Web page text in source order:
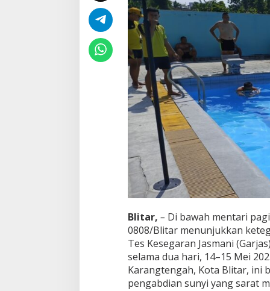
S
a
n
g
a
t
J
u
a
n
g
a
n
C
i
a
T
a
n
a
h
Blitar, – Di bawah mentari
0808/Blitar menunjukkan
Tes Kesegaran Jasmani
selama dua hari, 14–15 Mei
Karangtengah, Kota Blitar, ini
pengabdian sunyi yang sarat